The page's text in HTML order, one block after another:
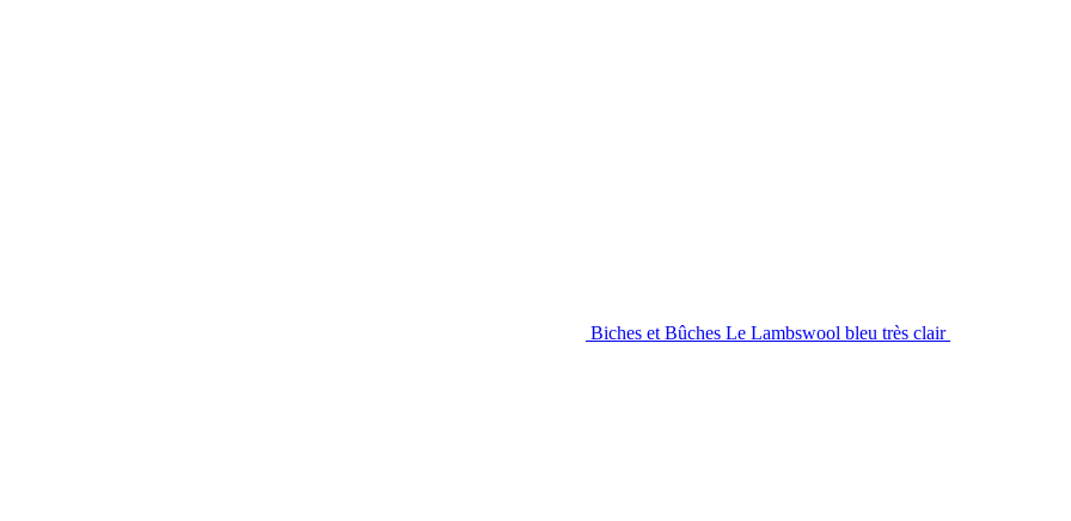
Biches et Bûches Le Lambswool bleu très clair